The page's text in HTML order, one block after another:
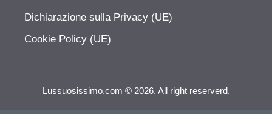
Dichiarazione sulla Privacy (UE)
Cookie Policy (UE)
Lussuosissimo.com © 2026. All right reserverd.